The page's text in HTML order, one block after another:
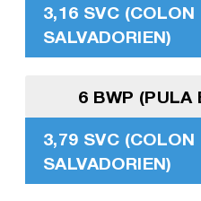
3,16 SVC (COLON
SALVADORIEN)
6 BWP (PULA
3,79 SVC (COLON
SALVADORIEN)